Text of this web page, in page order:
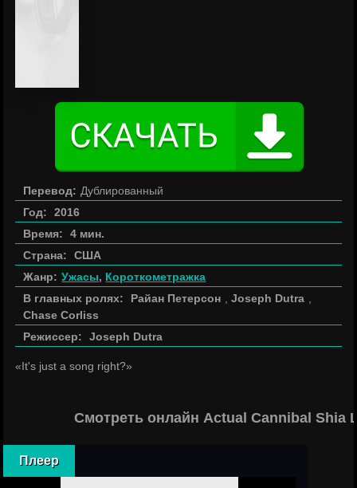
Перевод: Дублированный
Год:
2016
Время:
4 мин.
Страна:
США
Жанр: Ужасы, Короткометражка
В главных ролях:
Райан Петерсон ,Joseph Dutra
Chase Corliss
Режиссер:
Joseph Dutra
«It's just a song right?»
Смотреть онлайн Actual Cannibal Shia
Плеер